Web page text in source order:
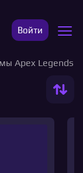
Войти
Apex Legends